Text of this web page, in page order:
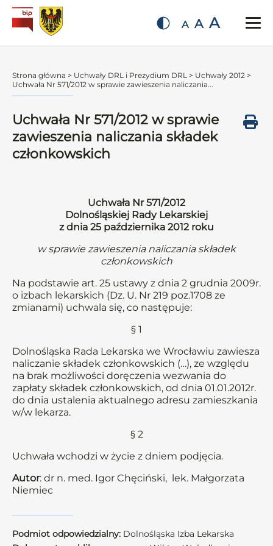
A A A
Strona główna > Uchwały DRL i Prezydium DRL > Uchwały 2012 >
Uchwała Nr 571/2012 w sprawie zawieszenia naliczania...
Uchwała Nr 571/2012 w sprawie
zawieszenia naliczania składek
członkowskich
Uchwała Nr 571/2012
Dolnośląskiej Rady Lekarskiej
z dnia 25 października 2012 roku
w sprawie zawieszenia naliczania składek
członkowskich
Na podstawie art. 25 ustawy z dnia 2 grudnia 2009r.
o izbach lekarskich (Dz. U. Nr 219 poz.1708 ze
zmianami) uchwala się, co następuje:
§ 1
Dolnośląska Rada Lekarska we Wrocławiu zawiesza
naliczanie składek członkowskich (…), ze względu
na brak możliwości doręczenia wezwania do
zapłaty składek członkowskich, od dnia 01.01.2012r.
do dnia ustalenia aktualnego adresu zamieszkania
w/w lekarza.
§ 2
Uchwała wchodzi w życie z dniem podjęcia.
Autor: dr n. med. Igor Chęciński, lek. Małgorzata
Niemiec
Podmiot odpowiedzialny: Dolnośląska Izba Lekarska